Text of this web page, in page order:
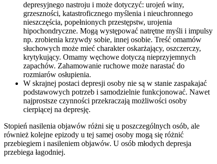
depresyjnego nastroju i może dotyczyć: urojeń winy,
grzeszności, katastroficznego myślenia i nieuchronnego
nieszczęścia, popełnionych przestępstw, urojenia
hipochondryczne. Mogą występować natrętne myśli i impulsy
np. zrobienia krzywdy sobie, innej osobie. Treść omamów
słuchowych może mieć charakter oskarżający, oszczerczy,
krytykujący. Omamy węchowe dotyczą nieprzyjemnych
zapachów. Zahamowanie ruchowe może narastać do
rozmiarów osłupienia.
W skrajnej postaci depresji osoby nie są w stanie zaspakajać
podstawowych potrzeb i samodzielnie funkcjonować. Nawet
najprostsze czynności przekraczają możliwości osoby
cierpiącej na depresję.
Stopień nasilenia objawów różni się u poszczególnych osób, ale
również kolejne epizody u tej samej osoby mogą się różnić
przebiegiem i nasileniem objawów. U osób młodych depresja
przebiega łagodniej.